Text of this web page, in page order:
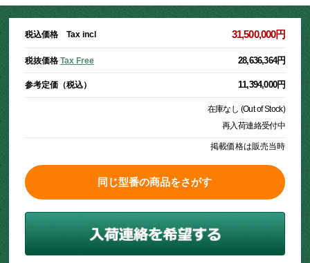
税込価格 Tax incl 31,500,000円
税抜価格 Tax Free 28,636,364円
参考定価（税込） 11,394,000円
在庫なし (Out of Stock)
再入荷連絡受付中
掲載価格は販売当時
同じ型番の商品をさがす